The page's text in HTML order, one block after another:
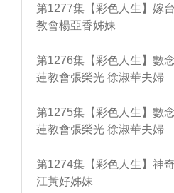
第1277集【彩色人生】嫁
教會楊亞香姊妹
第1276集【彩色人生】數
蓮教會張榮光 徐淑華夫婦
第1275集【彩色人生】數
蓮教會張榮光 徐淑華夫婦
第1274集【彩色人生】神
江黃好姊妹